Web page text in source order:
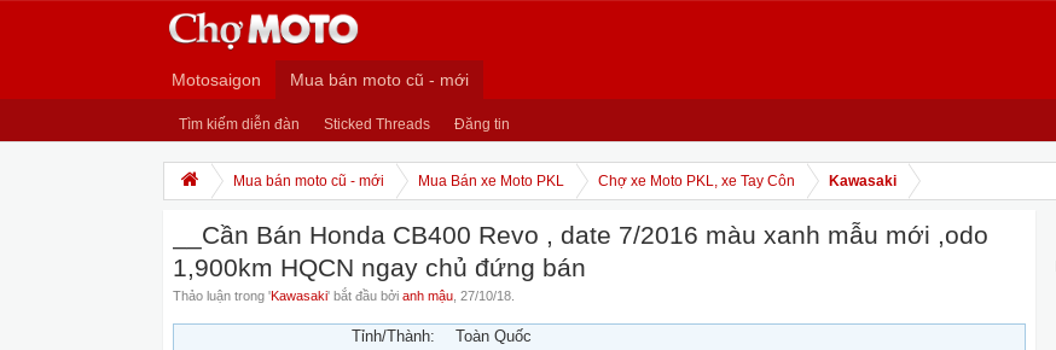
Motosaigon Mua bán moto cũ - mới
Tìm kiếm diễn đàn Sticked Threads Đăng tin
Mua bán moto cũ - mới Mua Bán xe Moto PKL Chợ xe Moto PKL, xe Tay Côn Kawasaki
__Cần Bán Honda CB400 Revo , date 7/2016 màu xanh mẫu mới ,odo
1,900km HQCN ngay chủ đứng bán
Thảo luận trong 'Kawasaki' bắt đầu bởi anh mậu 27/10/18
Tỉnh/Thành:
Toàn Quốc